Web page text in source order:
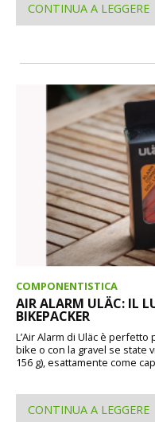
CONTINUA A LEGGERE
COMPONENTISTICA
AIR ALARM ULÄC: IL
BIKEPACKER
L’Air Alarm di Uläc è
bike o con la gravel se state
156 g), esattamente come
CONTINUA A LEGGERE